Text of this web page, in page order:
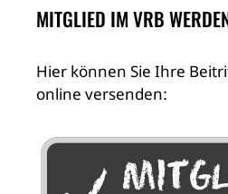
MITGLIED IM VRB
Hier können Sie Ihre
online versenden: